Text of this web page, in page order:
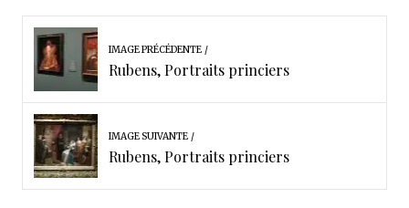
IMAGE PRÉCÉDENTE
Rubens, Portraits princiers
IMAGE SUIVANTE
Rubens, Portraits princiers